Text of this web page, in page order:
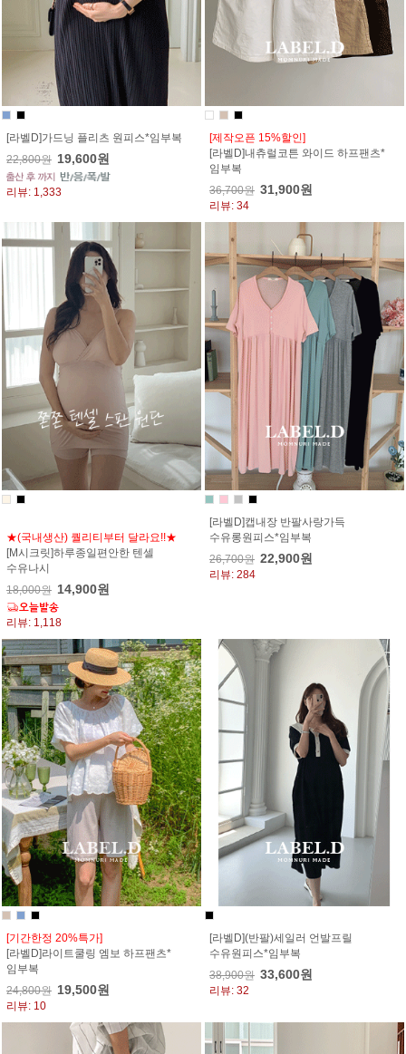
[라벨D]가드닝 플리츠 원피스*임부복
22,800원 19,600원
리뷰: 1,333
[제작오픈 15%할인]
[라벨D]내츄럴코튼 와이드 하프팬츠*
임부복
36,700원 31,900원
리뷰: 34
★(국내생산) 퀄리티부터 달라요!!★
[M시크릿]하루종일편안한 텐셀
수유나시
18,000원 14,900원
리뷰: 1,118
[라벨D]캡내장 반팔사랑가득
수유롱원피스*임부복
26,700원 22,900원
리뷰: 284
[기간한정 20%특가]
[라벨D]라이트쿨링 엠보 하프팬츠*
임부복
24,800원 19,500원
리뷰: 10
[라벨D](반팔)세일러 언발프릴
수유원피스*임부복
38,900원 33,600원
리뷰: 32